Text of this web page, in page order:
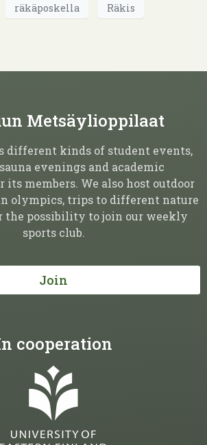
räkäposkella Räkis
Metsäylioppilaat
different kinds of student events,
evenings and academic
its members. We also host outdoor
olympics, trips to different nature
the possibility to join our weekly
sports club.
Join
cooperation